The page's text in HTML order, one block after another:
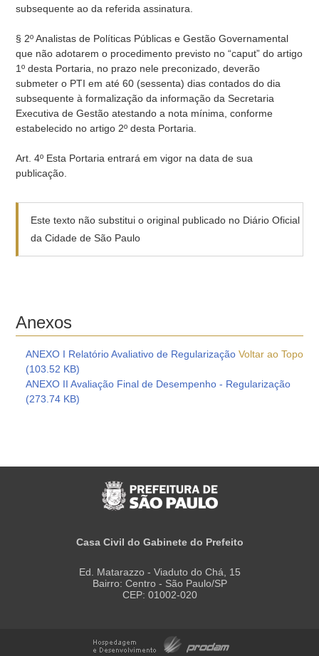
subsequente ao da referida assinatura.
§ 2º Analistas de Políticas Públicas e Gestão Governamental
que não adotarem o procedimento previsto no “caput” do artigo
1º desta Portaria, no prazo nele preconizado, deverão
submeter o PTI em até 60 (sessenta) dias contados do dia
subsequente à formalização da informação da Secretaria
Executiva de Gestão atestando a nota mínima, conforme
estabelecido no artigo 2º desta Portaria.
Art. 4º Esta Portaria entrará em vigor na data de sua
publicação.
Este texto não substitui o original publicado no Diário Oficial
da Cidade de São Paulo
Anexos
Voltar ao Topo
ANEXO I Relatório Avaliativo de Regularização
(103.52 KB)
ANEXO II Avaliação Final de Desempenho - Regularização
(273.74 KB)
Casa Civil do Gabinete do Prefeito
Ed. Matarazzo - Viaduto do Chá, 15
Bairro: Centro - São Paulo/SP
CEP: 01002-020